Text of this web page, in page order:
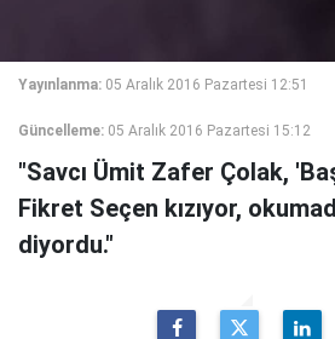
Yayınlanma: 05 Aralık 2016 Pazartesi 12:51
Güncelleme: 05 Aralık 2016 Pazartesi 15:12
"Savcı Ümit Zafer Çolak,
Fikret Seçen kızıyor,
diyordu."